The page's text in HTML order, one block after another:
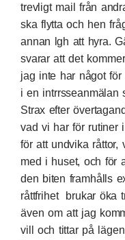
trevligt mail från
ska flytta och hen
annan lgh att hyra.
svarar att det
jag inte har något
i en intrrsseanmälan
Strax efter
vad vi har för rutiner
för att undvika råttor,
med i huset, och för
den biten framhålls
råttfrihet brukar öka
även om att jag
vill och tittar på